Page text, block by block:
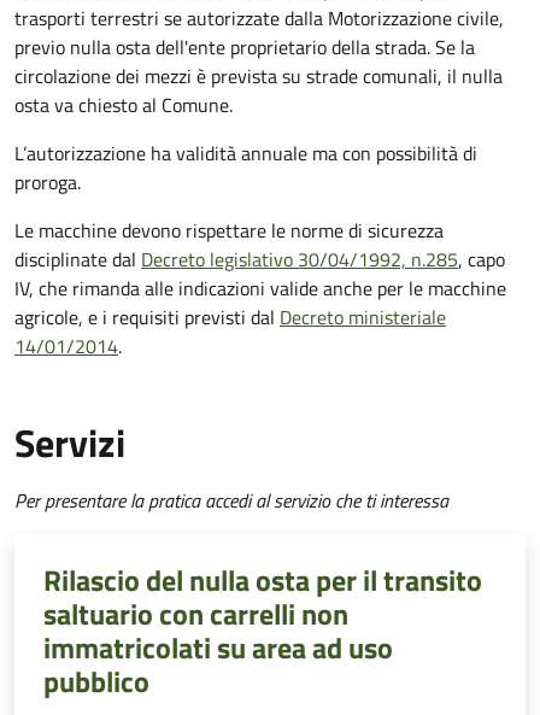
trasporti terrestri se autorizzate dalla Motorizzazione civile,
previo nulla osta dell'ente proprietario della strada. Se la
circolazione dei mezzi è prevista su strade comunali, il nulla
osta va chiesto al Comune.
L’autorizzazione ha validità annuale ma con possibilità di
proroga.
Le macchine devono rispettare le norme di sicurezza
disciplinate dal Decreto legislativo 30/04/1992, n.285, capo
IV, che rimanda alle indicazioni valide anche per le macchine
agricole, e i requisiti previsti dal Decreto ministeriale
14/01/2014.
Servizi
Per presentare la pratica accedi al servizio che ti interessa
Rilascio del nulla osta per il transito
saltuario con carrelli non
immatricolati su area ad uso
pubblico